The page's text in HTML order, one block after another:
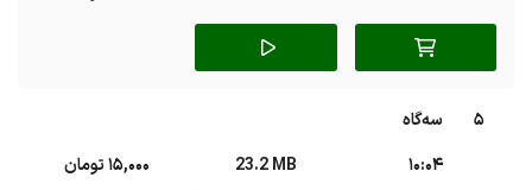
5
سه‌گاه
10:04
23.2 MB 15,000 تومان